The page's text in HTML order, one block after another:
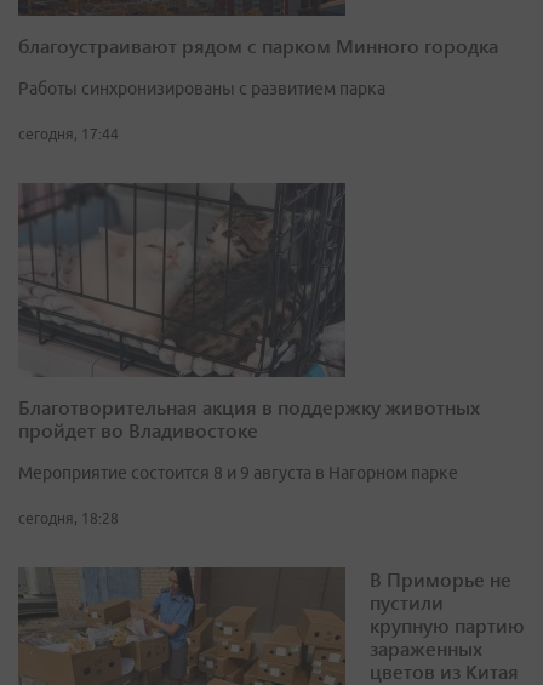
благоустраивают рядом с парком Минного городка
Работы синхронизированы с развитием парка
сегодня, 17:44
Благотворительная акция в поддержку животных
пройдет во Владивостоке
Мероприятие состоится 8 и 9 августа в Нагорном парке
сегодня, 18:28
В Приморье не
пустили
крупную партию
зараженных
цветов из Китая